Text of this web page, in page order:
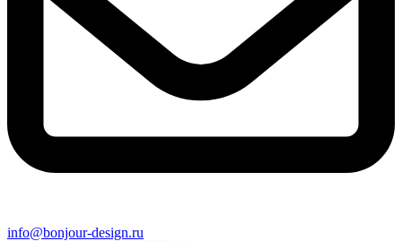
info@bonjour-design.ru